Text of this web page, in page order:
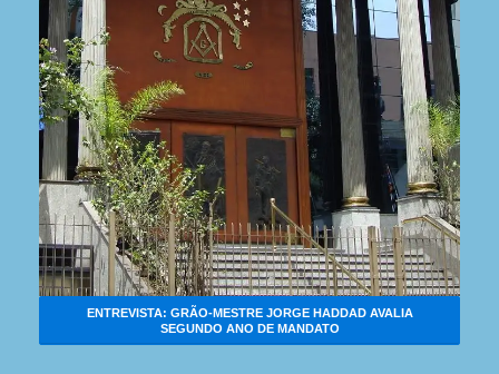
ENTREVISTA: GRÃO-MESTRE JORGE HADDAD AVALIA
SEGUNDO ANO DE MANDATO